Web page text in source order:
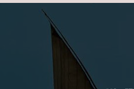
Skip to main content